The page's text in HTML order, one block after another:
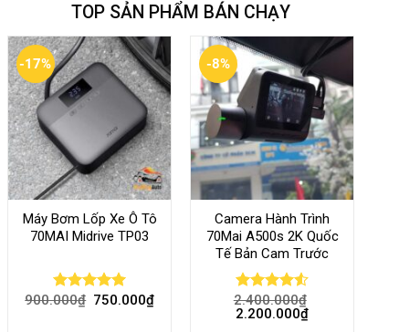
TOP SẢN PHẨM BÁN CHẠY
-17%
Máy Bơm Lốp Xe Ô Tô
70MAI Midrive TP03
Rated 5.00
900.000₫ 750.000₫
-8%
Camera Hành Trình
70Mai A500s 2K Quốc
Tế Bản Cam Trước
Rated4.56
out of 5
2.400.000₫
2.200.000₫